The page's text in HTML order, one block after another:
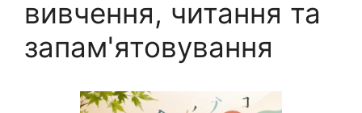
вивчення, читання та
запам'ятовування